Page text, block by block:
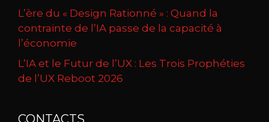
L’ère du « Design Rationné » : Quand la
contrainte de l’IA passe de la capacité à
l’économie
L’IA et le Futur de l’UX : Les Trois Prophéties
de l’UX Reboot 2026
CONTACTS